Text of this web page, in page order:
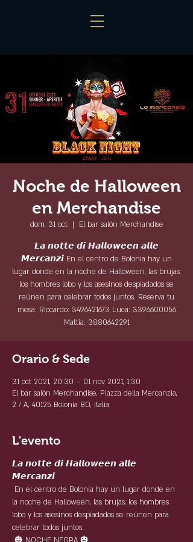
Noche de Halloween
en Merchandise
dom, 31 oct
  |
El bar salón Merchandise
𝙇𝙖 𝙣𝙤𝙩𝙩𝙚 𝙙𝙞 𝙃𝙖𝙡𝙡𝙤𝙬𝙚𝙚𝙣 𝙖𝙡𝙡𝙚
𝙈𝙚𝙧𝙘𝙖𝙣𝙯𝙞 En el centro de Bolonia hay un
lugar donde en la noche de Halloween, las brujas,
los hombres lobo y los asesinos despiadados se
reúnen para celebrar todos juntos. Reserva tu
mesa: Riccardo: 3496421673 Luca: 3396600056
Mattia: 3880642291
Orario & Sede
31 oct 2021, 20:30 – 01 nov 2021, 1:30
El bar salón Merchandise, Piazza della Mercanzia,
2 / A, 40125 Bolonia BO, Italia
L'evento
𝙇𝙖 𝙣𝙤𝙩𝙩𝙚 𝙙𝙞 𝙃𝙖𝙡𝙡𝙤𝙬𝙚𝙚𝙣 𝙖𝙡𝙡𝙚
𝙈𝙚𝙧𝙘𝙖𝙣𝙯𝙞
la noche de Halloween, las brujas, los hombres
lobo y los asesinos despiadados se reúnen para
celebrar todos juntos.